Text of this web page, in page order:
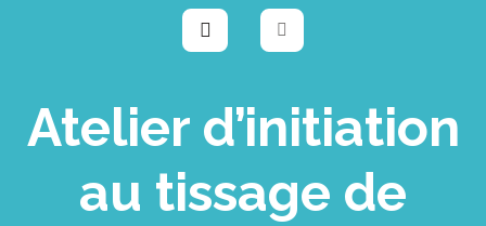
Atelier d’initiation
au tissage de